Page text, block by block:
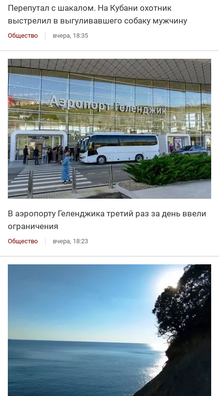
Перепутал с шакалом. На Кубани охотник
выстрелил в выгуливавшего собаку мужчину
Общество вчера, 18:35
В аэропорту Геленджика третий раз за день ввели
ограничения
Общество вчера, 18:23